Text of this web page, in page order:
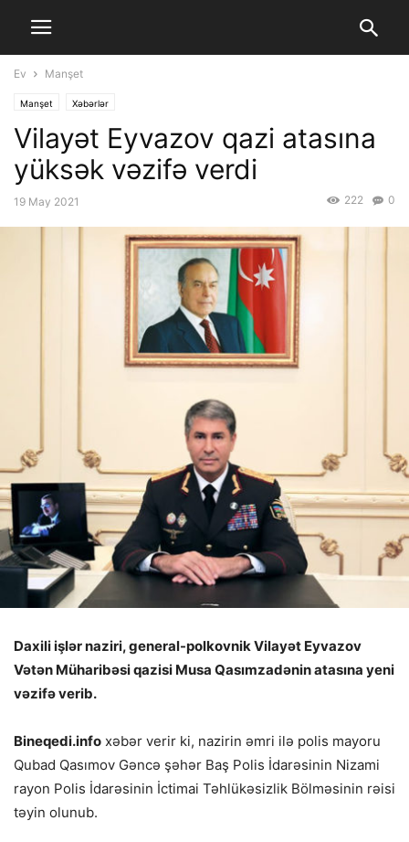
Ev Manşet
Manşet Xəbərlər
Vilayət Eyvazov qazi atasına
yüksək vəzifə verdi
19 May 2021 0
222
Daxili işlər naziri, general-polkovnik Vilayət Eyvazov
Vətən Müharibəsi qazisi Musa Qasımzadənin atasına yeni
vəzifə verib.
Bineqedi.info xəbər verir ki, nazirin əmri ilə polis mayoru
Qubad Qasımov Gəncə şəhər Baş Polis İdarəsinin Nizami
rayon Polis İdarəsinin İctimai Təhlükəsizlik Bölməsinin rəisi
təyin olunub.